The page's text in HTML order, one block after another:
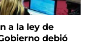
a la ley de
debió